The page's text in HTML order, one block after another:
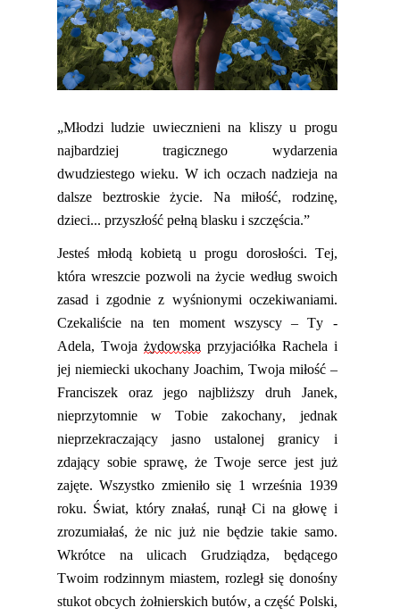
„Młodzi ludzie uwiecznieni na kliszy u progu
najbardziej tragicznego wydarzenia
dwudziestego wieku. W ich oczach nadzieja na
dalsze beztroskie życie. Na miłość, rodzinę,
dzieci... przyszłość pełną blasku i szczęścia.”
Jesteś młodą kobietą u progu dorosłości. Tej,
która wreszcie pozwoli na życie według swoich
zasad i zgodnie z wyśnionymi oczekiwaniami.
Czekaliście na ten moment wszyscy – Ty -
Adela, Twoja żydowska przyjaciółka Rachela i
jej niemiecki ukochany Joachim, Twoja miłość –
Franciszek oraz jego najbliższy druh Janek,
nieprzytomnie w Tobie zakochany, jednak
nieprzekraczający jasno ustalonej granicy i
zdający sobie sprawę, że Twoje serce jest już
zajęte. Wszystko zmieniło się 1 września 1939
roku. Świat, który znałaś, runął Ci na głowę i
zrozumiałaś, że nic już nie będzie takie samo.
Wkrótce na ulicach Grudziądza, będącego
Twoim rodzinnym miastem, rozległ się donośny
stukot obcych żołnierskich butów, a część Polski,